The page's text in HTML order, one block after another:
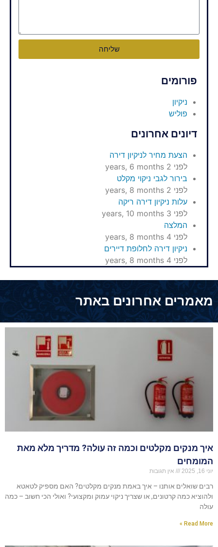
שליחה
פורומים
ניקיון
פוליש
דיונים אחרונים
הצעת מחיר לניקיון דירה
לפני 2 years, 6 months
בירור לגבי ניקוי מקלט
לפני 2 years, 8 months
עלות ניקיון דירה ריקה
לפני 3 years, 10 months
המלצה
לפני 4 years, 8 months
ניקיון דירה לחלופת דיירים
לפני 4 years, 8 months
מאמרים אחרונים באתר
איך מנקים מקלטים וכמה זה עולה? מדריך מלא מאת
המומחים
יוני 16, 2025 אין תגובות
רבים שואלים אותנו – איך באמת מנקים מקלטים? האם מספיק לטאטא
ולהוציא כמה קרטונים, או שצריך ניקוי עמוק ומקצועי? ואולי הכי חשוב – כמה
עולה
Read More »